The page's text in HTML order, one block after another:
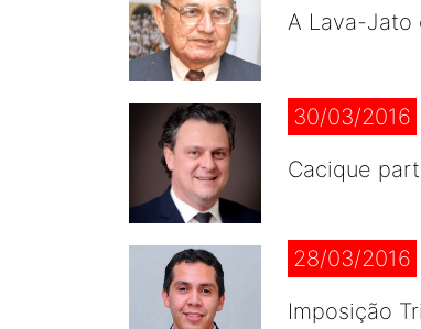
A Lava-Jato
30/03/2016
Cacique
28/03/2016
Imposição